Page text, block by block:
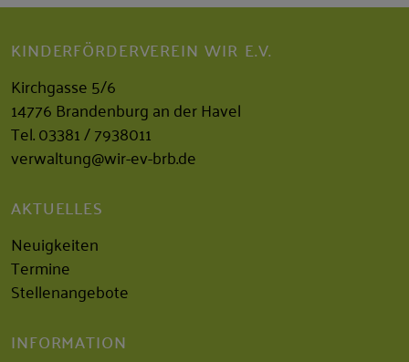
KINDERFÖRDERVEREIN WIR E.V.
Kirchgasse 5/6
14776 Brandenburg an der Havel
Tel.03381 / 7938011
verwaltung@wir-ev-brb.de
AKTUELLES
Neuigkeiten
Termine
Stellenangebote
INFORMATION